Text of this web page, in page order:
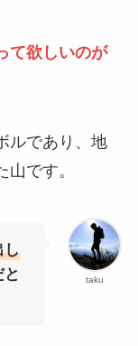
て欲しいのが
ルであり、地
です。
taku
し
と